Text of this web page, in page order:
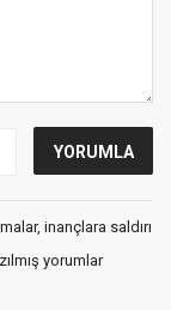
inançlara saldırı
yorumlar